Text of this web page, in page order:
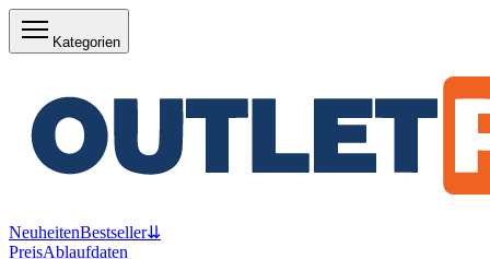
Kategorien
NeuheitenBestseller⇊
PreisAblaufdaten